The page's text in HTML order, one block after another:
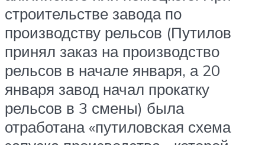
строительстве завода по
производству рельсов (Путилов
принял заказ на производство
рельсов в начале января, а 20
января завод начал прокатку
рельсов в 3 смены) была
отработана «путиловская схема